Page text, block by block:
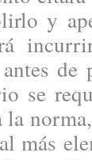
y
de
se
la
más